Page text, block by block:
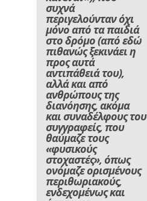
συχνά
περιγελούνταν όχι
μόνο από τα παιδιά
στο δρόμο (από εδώ
πιθανώς ξεκινάει η
προς αυτά
αντιπάθειά του),
αλλά και από
ανθρώπους της
διανόησης, ακόμα
και συναδέλφους του
συγγραφείς, που
θαύμαζε τους
«φυσικούς
στοχαστές», όπως
ονόμαζε ορισμένους
περιθωριακούς,
ενδεχομένως και